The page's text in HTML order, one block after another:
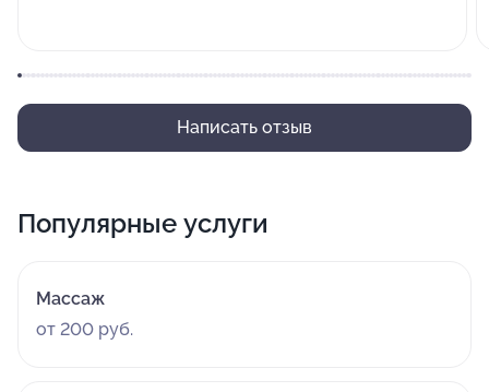
Написать отзыв
Популярные услуги
Массаж
от 200 руб.